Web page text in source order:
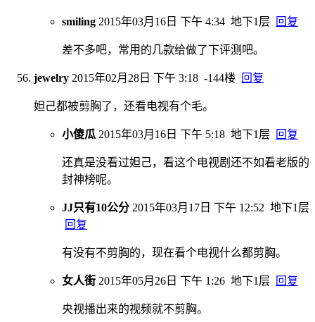
smiling 2015年03月16日 下午 4:34 地下1层 回复
差不多吧，常用的几款给做了下评测吧。
jewelry 2015年02月28日 下午 3:18 -144楼 回复
妲己都被剪胸了，还看电视有个毛。
小傻瓜 2015年03月16日 下午 5:18 地下1层 回复
还真是没看过妲己，看这个电视剧还不如看老版的
封神榜呢。
JJ只有10公分 2015年03月17日 下午 12:52 地下1层
回复
有没有不剪胸的，现在看个电视什么都剪胸。
女人街 2015年05月26日 下午 1:26 地下1层 回复
央视播出来的视频就不剪胸。